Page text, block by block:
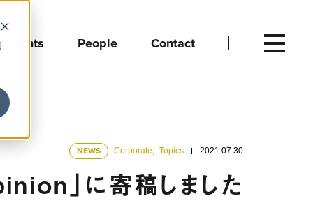
Events People Contact
NEWS Corporate, Topics 2021.07.30
」に寄稿しました